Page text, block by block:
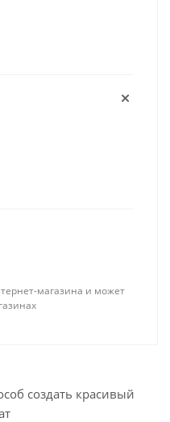
магазина и может
создать красивый